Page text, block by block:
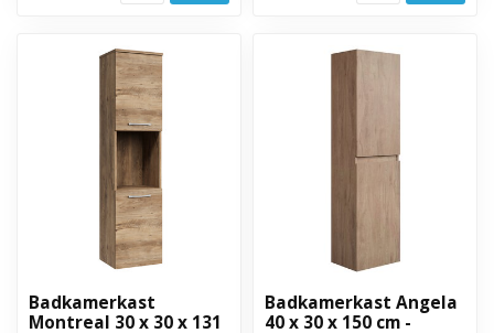
Badkamerkast
Montreal 30 x 30 x 131
Badkamerkast Angela
40 x 30 x 150 cm -